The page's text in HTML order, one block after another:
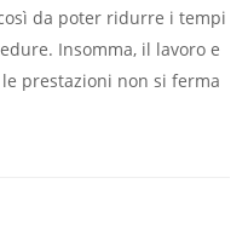
da poter ridurre i tempi
Insomma, il lavoro e
prestazioni non si ferma